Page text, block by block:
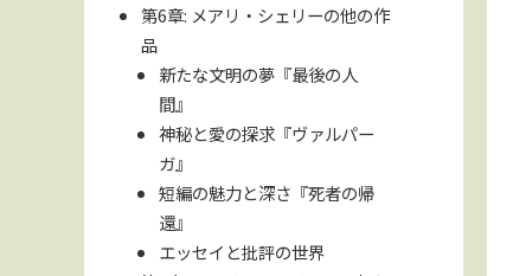
第6章: メアリ・シェリーの他の作
品
新たな文明の夢『最後の人
間』
神秘と愛の探求『ヴァルパー
ガ』
短編の魅力と深さ『死者の帰
還』
エッセイと批評の世界